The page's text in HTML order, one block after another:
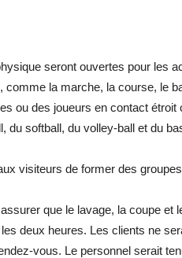
seront ouvertes pour les
la marche, la course, le
ou des joueurs en contact étroit
du softball, du volley-ball et du
visiteurs de former des
que le lavage, la coupe et
deux heures. Les clients ne
vous. Le personnel serait